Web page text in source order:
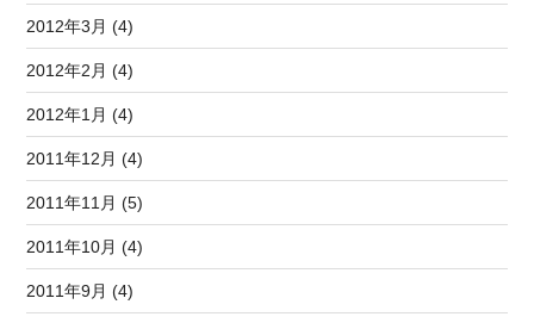
2012年3月 (4)
2012年2月 (4)
2012年1月 (4)
2011年12月 (4)
2011年11月 (5)
2011年10月 (4)
2011年9月 (4)